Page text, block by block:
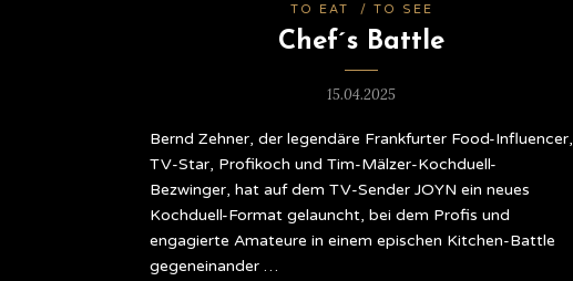
TO EAT / TO SEE
Chef´s Battle
15.04.2025
Bernd Zehner, der legendäre Frankfurter Food-Influencer,
TV-Star, Profikoch und Tim-Mälzer-Kochduell-
Bezwinger, hat auf dem TV-Sender JOYN ein neues
Kochduell-Format gelauncht, bei dem Profis und
engagierte Amateure in einem epischen Kitchen-Battle
gegeneinander …